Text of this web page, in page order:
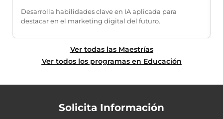
Desarrolla habilidades clave en IA aplicada para
destacar en el marketing digital del futuro.
Ver todas las Maestrías
Ver todos los programas en Educación
Solicita Información